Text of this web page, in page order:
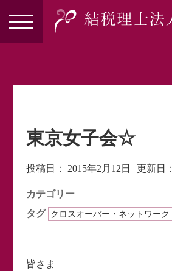
東京女子会☆
投稿日： 2015年2月12日 更新日：
カテゴリー
タグ
クロスオーバー・ネットワーク
皆さま